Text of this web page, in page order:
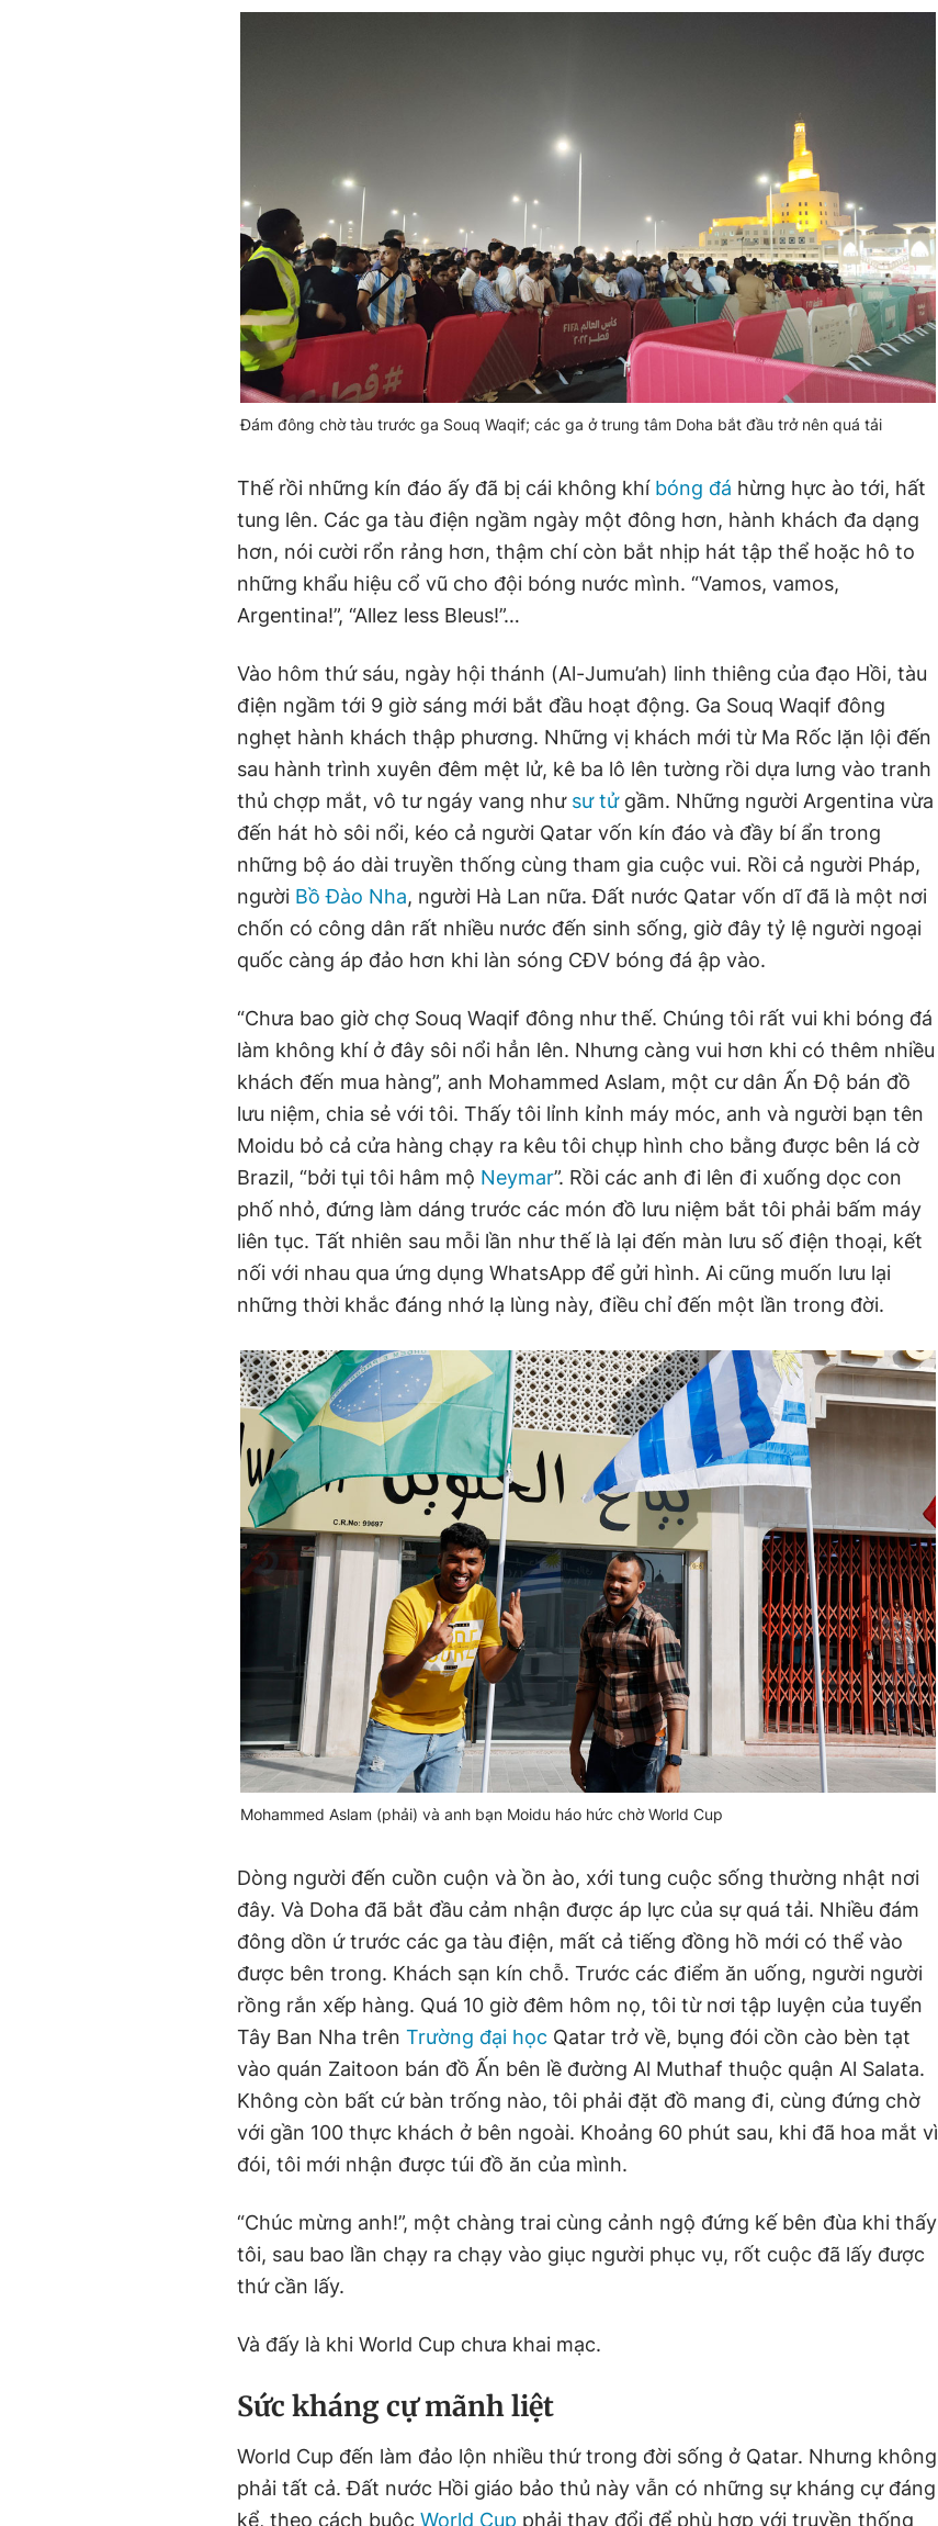
Đám đông chờ tàu trước ga Souq Waqif; các ga ở trung tâm Doha bắt đầu trở nên quá tải
Thế rồi những kín đáo ấy đã bị cái không khí bóng đá hừng hực ào tới, hất
tung lên. Các ga tàu điện ngầm ngày một đông hơn, hành khách đa dạng
hơn, nói cười rổn rảng hơn, thậm chí còn bắt nhịp hát tập thể hoặc hô to
những khẩu hiệu cổ vũ cho đội bóng nước mình. “Vamos, vamos,
Argentina!”, “Allez less Bleus!”…
Vào hôm thứ sáu, ngày hội thánh (Al-Jumu’ah) linh thiêng của đạo Hồi, tàu
điện ngầm tới 9 giờ sáng mới bắt đầu hoạt động. Ga Souq Waqif đông
nghẹt hành khách thập phương. Những vị khách mới từ Ma Rốc lặn lội đến
sau hành trình xuyên đêm mệt lử, kê ba lô lên tường rồi dựa lưng vào tranh
thủ chợp mắt, vô tư ngáy vang như sư tửgầm. Những người Argentina vừa
đến hát hò sôi nổi, kéo cả người Qatar vốn kín đáo và đầy bí ẩn trong
những bộ áo dài truyền thống cùng tham gia cuộc vui. Rồi cả người Pháp,
người Bồ Đào Nha, người Hà Lan nữa. Đất nước Qatar vốn dĩ đã là một nơi
chốn có công dân rất nhiều nước đến sinh sống, giờ đây tỷ lệ người ngoại
quốc càng áp đảo hơn khi làn sóng CĐV bóng đá ập vào.
“Chưa bao giờ chợ Souq Waqif đông như thế. Chúng tôi rất vui khi bóng đá
làm không khí ở đây sôi nổi hẳn lên. Nhưng càng vui hơn khi có thêm nhiều
khách đến mua hàng”, anh Mohammed Aslam, một cư dân Ấn Độ bán đồ
lưu niệm, chia sẻ với tôi. Thấy tôi lỉnh kỉnh máy móc, anh và người bạn tên
Moidu bỏ cả cửa hàng chạy ra kêu tôi chụp hình cho bằng được bên lá cờ
Brazil, “bởi tụi tôi hâm mộ Neymar”. Rồi các anh đi lên đi xuống dọc con
phố nhỏ, đứng làm dáng trước các món đồ lưu niệm bắt tôi phải bấm máy
liên tục. Tất nhiên sau mỗi lần như thế là lại đến màn lưu số điện thoại, kết
nối với nhau qua ứng dụng WhatsApp để gửi hình. Ai cũng muốn lưu lại
những thời khắc đáng nhớ lạ lùng này, điều chỉ đến một lần trong đời.
Mohammed Aslam (phải) và anh bạn Moidu háo hức chờ World Cup
Dòng người đến cuồn cuộn và ồn ào, xới tung cuộc sống thường nhật nơi
đây. Và Doha đã bắt đầu cảm nhận được áp lực của sự quá tải. Nhiều đám
đông dồn ứ trước các ga tàu điện, mất cả tiếng đồng hồ mới có thể vào
được bên trong. Khách sạn kín chỗ. Trước các điểm ăn uống, người người
rồng rắn xếp hàng. Quá 10 giờ đêm hôm nọ, tôi từ nơi tập luyện của tuyển
Tây Ban Nha trên Trường đại học Qatar trở về, bụng đói cồn cào bèn tạt
vào quán Zaitoon bán đồ Ấn bên lề đường Al Muthaf thuộc quận Al Salata.
Không còn bất cứ bàn trống nào, tôi phải đặt đồ mang đi, cùng đứng chờ
với gần 100 thực khách ở bên ngoài. Khoảng 60 phút sau, khi đã hoa mắt vì
đói, tôi mới nhận được túi đồ ăn của mình.
“Chúc mừng anh!”, một chàng trai cùng cảnh ngộ đứng kế bên đùa khi thấy
tôi, sau bao lần chạy ra chạy vào giục người phục vụ, rốt cuộc đã lấy được
thứ cần lấy.
Và đấy là khi World Cup chưa khai mạc.
Sức kháng cự mãnh liệt
World Cup đến làm đảo lộn nhiều thứ trong đời sống ở Qatar. Nhưng không
phải tất cả. Đất nước Hồi giáo bảo thủ này vẫn có những sự kháng cự đáng
kể, theo cách buộc World Cup phải thay đổi để phù hợp với truyền thống